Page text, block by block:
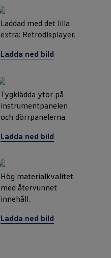
Laddad med det lilla
extra: Retrodisplayer.
Ladda ned bild
Tygklädda ytor på
instrumentpanelen
och dörrpanelerna.
Ladda ned bild
Hög materialkvalitet
med återvunnet
innehåll.
Ladda ned bild